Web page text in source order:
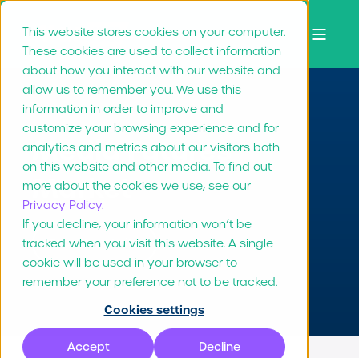
This website stores cookies on your computer.
These cookies are used to collect information
about how you interact with our website and
allow us to remember you. We use this
information in order to improve and
customize your browsing experience and for
analytics and metrics about our visitors both
on this website and other media. To find out
more about the cookies we use, see our
Privacy Policy.
If you decline, your information won’t be
tracked when you visit this website. A single
cookie will be used in your browser to
remember your preference not to be tracked.
Cookies settings
Accept Decline
Media Futures
Market
Bezoek website